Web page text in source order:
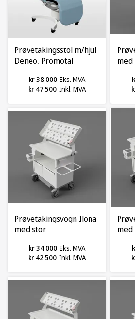
Prøvetakingsstol m/hjul
Deneo, Promotal
kr 38 000 Eks. MVA
kr 47 500 Inkl. MVA
Prøvetakingsvogn Ilona
med stor
Innopart
kr 34 000 Eks. MVA
kr 42 500 Inkl. MVA